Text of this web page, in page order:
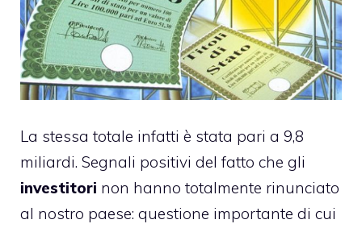
La stessa totale infatti è stata pari a 9,8
miliardi. Segnali positivi del fatto che gli
investitori non hanno totalmente rinunciato
al nostro paese: questione importante di cui